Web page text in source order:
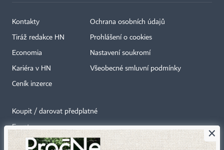
Kontakty
Tiráž redakce HN
Economia
Kariéra v HN
Ceník inzerce
Ochrana osobních údajů
Prohlášení o cookies
Nastavení soukromí
Všeobecné smluvní podmínky
Koupit / darovat předplatné
Eventy
Newslettery
×